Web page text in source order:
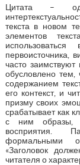
Цитата –
текста в новом
элементов
первоисточника,
часто заимствуют
обусловлено
содержанием
его контекст, и
призму своих
срабатывает как
с ним образы,
восприятия.
формальными
«Заголовок
читателя о